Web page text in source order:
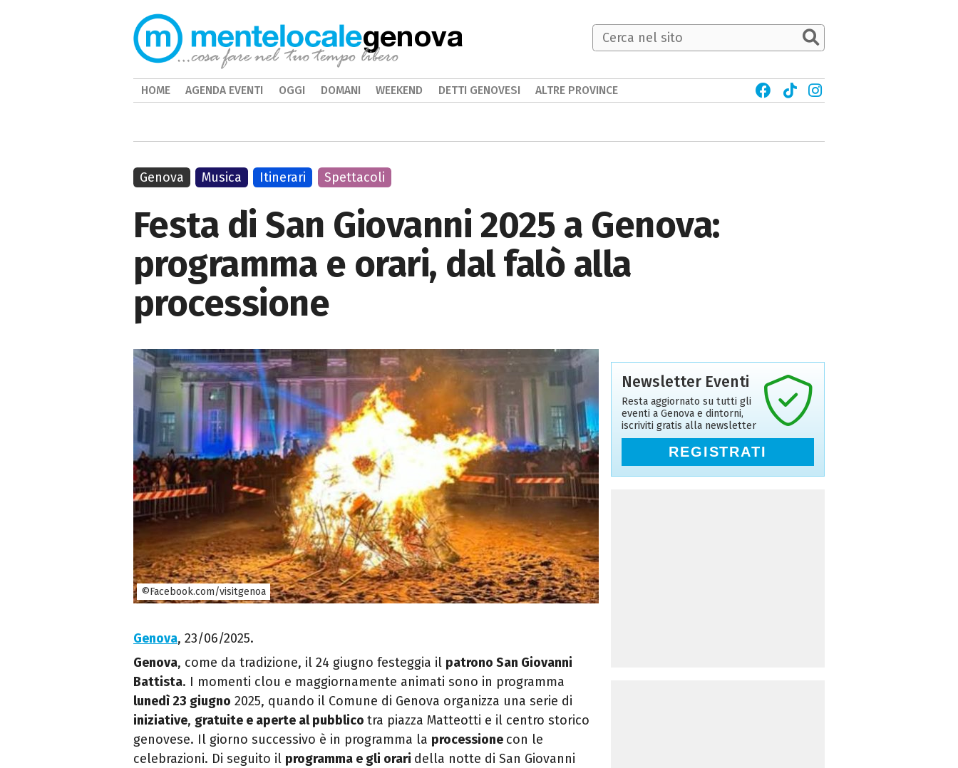
Festa di San Giovanni 2025 a Genova:
programma e orari, dal falò alla
processione
©Facebook.com/visitgenoa
Genova, 23/06/2025.
Genova, come da tradizione, il 24 giugno festeggia il patrono San Giovanni
Battista. I momenti clou e maggiornamente animati sono in programma
lunedì 23 giugno 2025, quando il Comune di Genova organizza una serie di
iniziative, gratuite e aperte al pubblico tra piazza Matteotti e il centro storico
genovese. Il giorno successivo è in programma la processione con le
celebrazioni. Di seguito il programma e gli orari della notte di San Giovanni
Genova Musica Itinerari Spettacoli
Newsletter Eventi
Resta aggiornato su tutti gli
eventi a Genova e dintorni,
iscriviti gratis alla newsletter
REGISTRATI
genova
HOME AGENDA EVENTI OGGI DOMANI WEEKEND DETTI GENOVESI ALTRE PROVINCE